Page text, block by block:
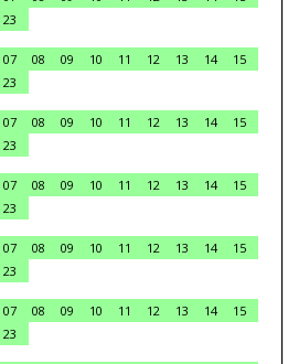
23
07 08 09 10 11 12 13 14
15
23
07 08 09 10 11 12 13 14
15
23
07 08 09 10 11 12 13 14
15
23
07 08 09 10 11 12 13 14
15
23
07 08 09 10 11 12 13 14
15
23